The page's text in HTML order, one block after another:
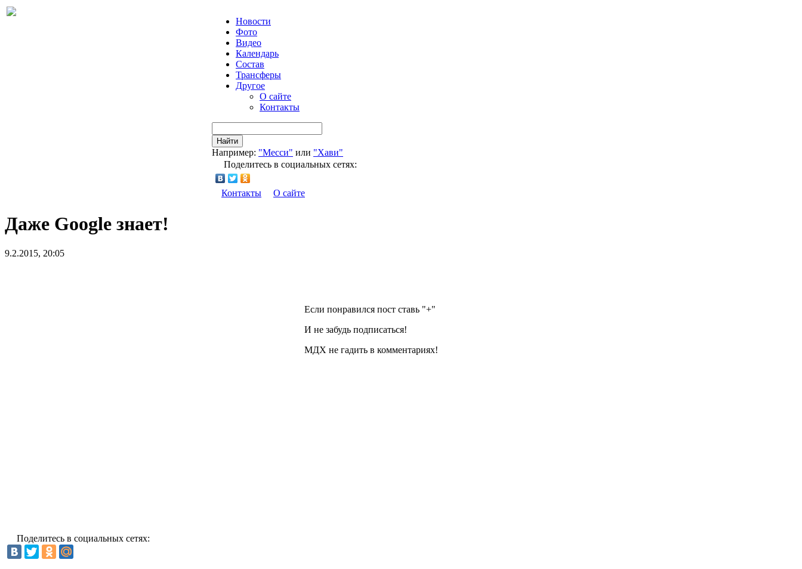
Новости
Фото
Видео
Календарь
Состав
Трансферы
Другое
О сайте
Контакты
Найти
Например: "Месси" или "Хави"
Поделитесь в социальных сетях:
Контакты О сайте
Даже Google знает!
9.2.2015, 20:05
Если понравился пост ставь "+"
И не забудь подписаться!
МДХ не гадить в комментариях!
Поделитесь в социальных сетях: